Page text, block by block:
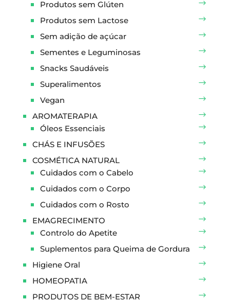
Produtos sem Glúten
Produtos sem Lactose
Sem adição de açúcar
Sementes e Leguminosas
Snacks Saudáveis
Superalimentos
Vegan
AROMATERAPIA
Óleos Essenciais
CHÁS E INFUSÕES
COSMÉTICA NATURAL
Cuidados com o Cabelo
Cuidados com o Corpo
Cuidados com o Rosto
EMAGRECIMENTO
Controlo do Apetite
Suplementos para Queima de Gordura
Higiene Oral
HOMEOPATIA
PRODUTOS DE BEM-ESTAR